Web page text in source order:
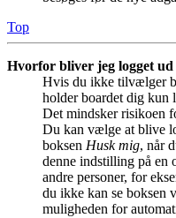
Top
Hvorfor bliver jeg logget ud
Hvis du ikke tilvælger
holder boardet dig kun
Det mindsker risikoen
Du kan vælge at blive
boksen Husk mig, når
denne indstilling på en
andre personer, for
du ikke kan se boksen
muligheden for